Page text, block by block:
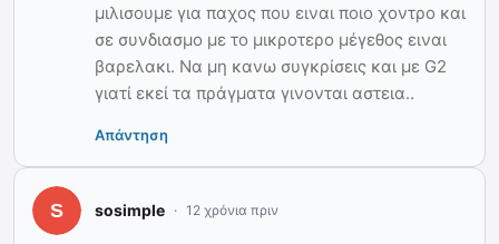
μιλισουμε για παχος που ειναι ποιο χοντρο και
σε συνδιασμο με το μικροτερο μέγεθος ειναι
βαρελακι. Να μη κανω συγκρίσεις και με G2
γιατί εκεί τα πράγματα γινονται αστεια..
Απάντηση
sosimple 12 χρόνια πριν